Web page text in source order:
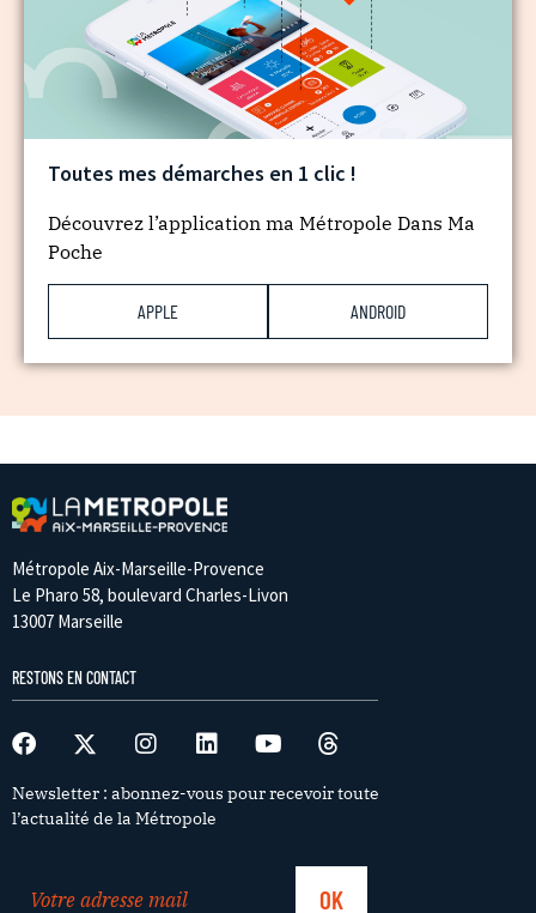
Toutes mes démarches en 1 clic !
Découvrez l’application ma Métropole Dans Ma
Poche
APPLE ANDROID
Métropole Aix-Marseille-Provence
Le Pharo 58, boulevard Charles-Livon
13007 Marseille
RESTONS EN CONTACT
Newsletter : abonnez-vous pour recevoir toute
l’actualité de la Métropole